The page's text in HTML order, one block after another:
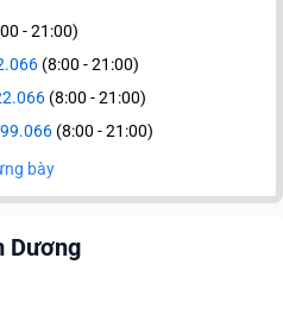
- 21:00)
(8:00 - 21:00)
(8:00 - 21:00)
(8:00 - 21:00)
bày
Dương